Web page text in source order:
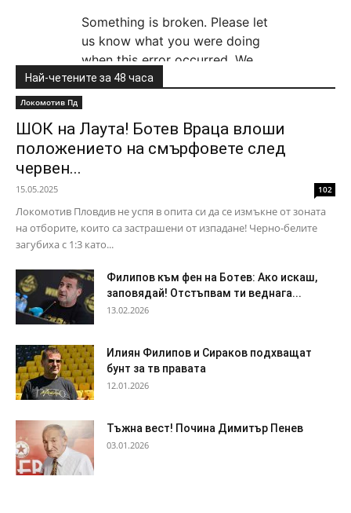
Най-четените за 48 часа
Локомотив Пд
ШОК на Лаута! Ботев Враца влоши
положението на смърфовете след
червен...
15.05.2025 102
Локомотив Пловдив не успя в опита си да се измъкне от зоната
на отборите, които са застрашени от изпадане! Черно-белите
загубиха с 1:3 като...
Филипов към фен на Ботев: Ако искаш,
заповядай! Отстъпвам ти веднага...
13.02.2026
Илиян Филипов и Сираков подхващат
бунт за тв правата
12.01.2026
Тъжна вест! Почина Димитър Пенев
03.01.2026